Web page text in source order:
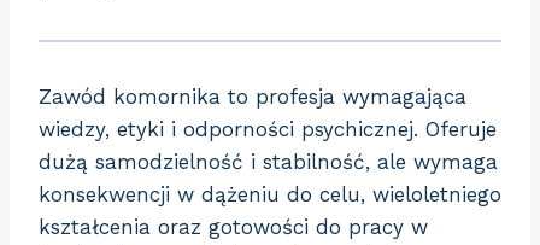
Zawód komornika to profesja wymagająca
wiedzy, etyki i odporności psychicznej. Oferuje
dużą samodzielność i stabilność, ale wymaga
konsekwencji w dążeniu do celu, wieloletniego
kształcenia oraz gotowości do pracy w